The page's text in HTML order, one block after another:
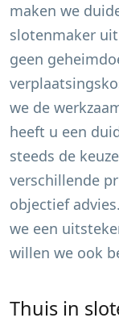
maken we
slotenmaker uit
geen
we de
heeft u een
steeds de
verschillende
objectief
we een
willen we ook
Thuis in